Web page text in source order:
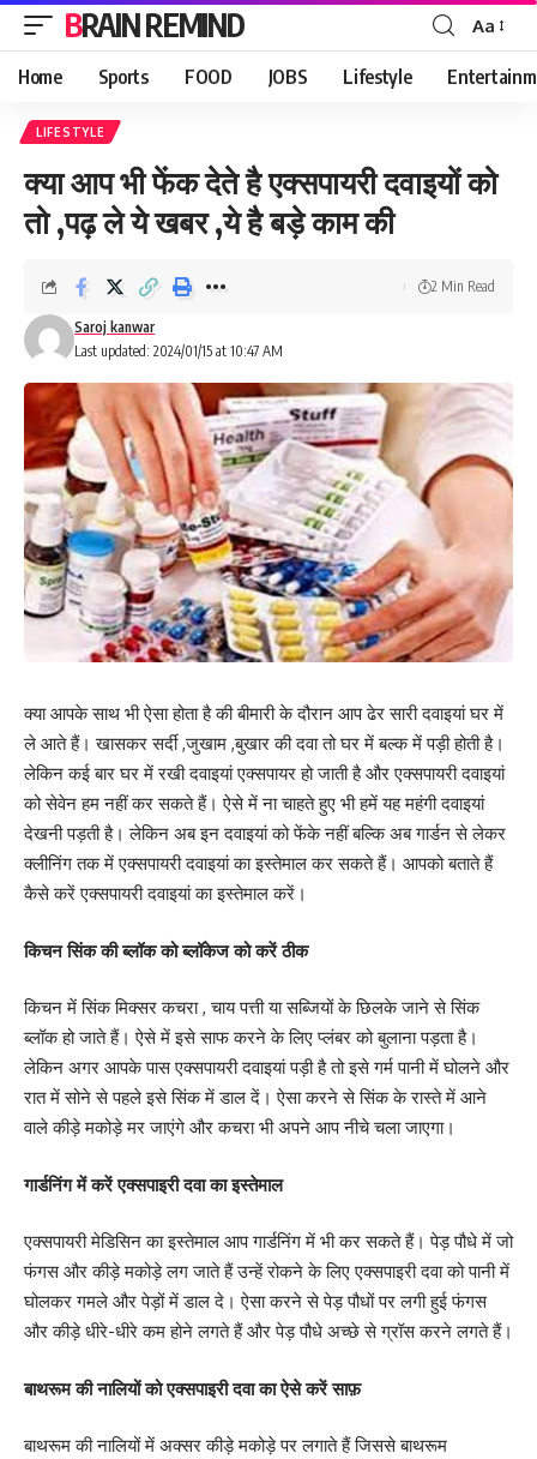
BRAIN REMIND
Font
Resizer
Aa
Home Sports FOOD JOBS Lifestyle
LIFESTYLE
क्या आप भी फेंक देते है एक्सपायरी दवाइयों को
तो ,पढ़ ले ये खबर ,ये है बड़े काम की
Last updated: 2024/01/15 at 10:47 AM
Saroj kanwar
2 Min Read
क्या आपके साथ भी ऐसा होता है की बीमारी के दौरान आप ढेर सारी दवाइयां घर में
ले आते हैं। खासकर सर्दी ,जुखाम ,बुखार की दवा तो घर में बल्क में पड़ी होती है।
लेकिन कई बार घर में रखी दवाइयां एक्सपायर हो जाती है और एक्सपायरी दवाइयां
को सेवेन हम नहीं कर सकते हैं। ऐसे में ना चाहते हुए भी हमें यह महंगी दवाइयां
देखनी पड़ती है। लेकिन अब इन दवाइयां को फेंके नहीं बल्कि अब गार्डन से लेकर
क्लीनिंग तक में एक्सपायरी दवाइयां का इस्तेमाल कर सकते हैं। आपको बताते हैं
कैसे करें एक्सपायरी दवाइयां का इस्तेमाल करें।
किचन सिंक की ब्लॉक को ब्लॉकेज को करें ठीक
किचन में सिंक मिक्सर कचरा , चाय पत्ती या सब्जियों के छिलके जाने से सिंक
ब्लॉक हो जाते हैं। ऐसे में इसे साफ करने के लिए प्लंबर को बुलाना पड़ता है।
लेकिन अगर आपके पास एक्सपायरी दवाइयां पड़ी है तो इसे गर्म पानी में घोलने और
रात में सोने से पहले इसे सिंक में डाल दें। ऐसा करने से सिंक के रास्ते में आने
वाले कीड़े मकोड़े मर जाएंगे और कचरा भी अपने आप नीचे चला जाएगा।
गार्डनिंग में करें एक्सपाइरी दवा का इस्तेमाल
एक्सपायरी मेडिसिन का इस्तेमाल आप गार्डनिंग में भी कर सकते हैं। पेड़ पौधे में जो
फंगस और कीड़े मकोड़े लग जाते हैं उन्हें रोकने के लिए एक्सपाइरी दवा को पानी में
घोलकर गमले और पेड़ों में डाल दे। ऐसा करने से पेड़ पौधों पर लगी हुई फंगस
और कीड़े धीरे-धीरे कम होने लगते हैं और पेड़ पौधे अच्छे से ग्रॉस करने लगते हैं।
बाथरूम की नालियों को एक्सपाइरी दवा का ऐसे करें साफ़
बाथरूम की नालियों में अक्सर कीड़े मकोड़े पर लगाते हैं जिससे बाथरूम